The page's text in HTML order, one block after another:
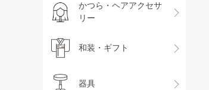
かつら・ヘアアクセサ
リー
和装・ギフト
器具